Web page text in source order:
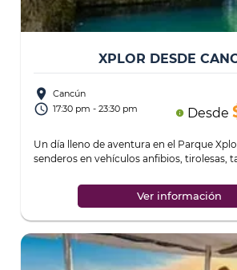
XPLOR DESDE
place Cancún
access_time 17:30 pm - 23:30 pm info Desde
Un día lleno de aventura en el Parque
senderos en vehículos anfibios, tirolesas,
Ver información